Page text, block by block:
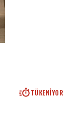
TÜKENIYOR